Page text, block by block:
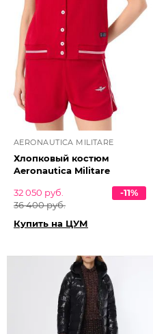
AERONAUTICA MILITARE
Хлопковый костюм
Aeronautica Militare
32 050 руб.
36 400 руб.
-11%
Купить на ЦУМ